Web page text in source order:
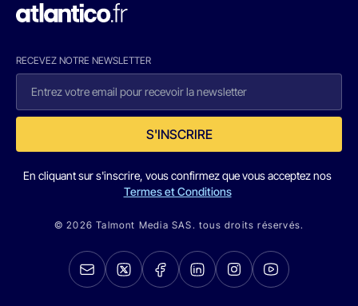
RECEVEZ NOTRE NEWSLETTER
S'INSCRIRE
En cliquant sur s'inscrire, vous confirmez que vous acceptez nos
Termes et Conditions
© 2026 Talmont Media SAS. tous droits réservés.